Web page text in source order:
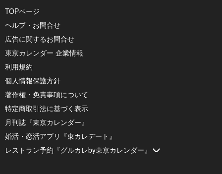
TOPページ
ヘルプ・お問合せ
広告に関するお問合せ
東京カレンダー 企業情報
利用規約
個人情報保護方針
著作権・免責事項について
特定商取引法に基づく表示
月刊誌『東京カレンダー』
婚活・恋活アプリ『東カレデート』
レストラン予約『グルカレby東京カレンダー』